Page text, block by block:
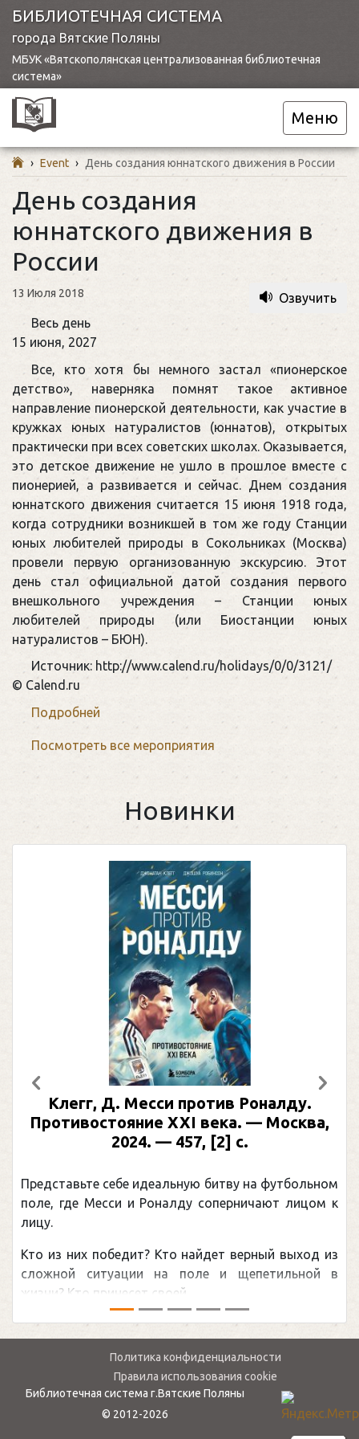
БИБЛИОТЕЧНАЯ СИСТЕМА
города Вятские Поляны
МБУК «Вятскополянская централизованная библиотечная
система»
Меню
› Event › День создания юннатского движения в России
День создания
юннатского движения в
России
13 Июля 2018
Озвучить
День
создания
движения
в
России
Весь день
15 июня, 2027
Все, кто хотя бы немного застал «пионерское
детство», наверняка помнят такое активное
направление пионерской деятельности, как участие в
кружках юных натуралистов (юннатов), открытых
практически при всех советских школах. Оказывается,
это детское движение не ушло в прошлое вместе с
пионерией, а развивается и сейчас. Днем создания
юннатского движения считается 15 июня 1918 года,
когда сотрудники возникшей в том же году Станции
юных любителей природы в Сокольниках (Москва)
провели первую организованную экскурсию. Этот
день стал официальной датой создания первого
внешкольного учреждения – Станции юных
любителей природы (или Биостанции юных
натуралистов – БЮН).
Источник: http://www.calend.ru/holidays/0/0/3121/
© Calend.ru
Подробней
Посмотреть все мероприятия
Новинки
Клегг, Д. Месси против Роналду.
Противостояние XXI века. — Москва,
2024. — 457, [2] с.
Представьте себе идеальную битву на футбольном
поле, где Месси и Роналду соперничают лицом к
лицу.
Кто из них победит? Кто найдет верный выход из
сложной ситуации на поле и щепетильной в
жизни? Кто принесет своей ...
Предыдущий
Политика конфиденциальности
Правила использования cookie
Библиотечная система г.Вятские Поляны
© 2012-2026